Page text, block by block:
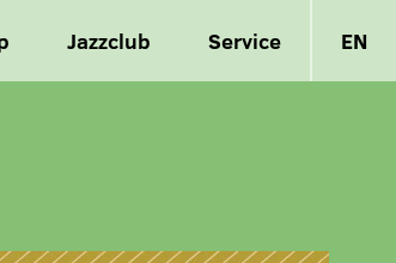
Jazzclub Service EN